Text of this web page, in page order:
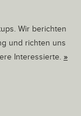
Wir berichten
und richten uns
Interessierte. »